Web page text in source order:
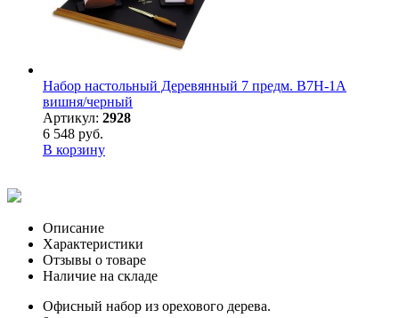
Набор настольный Деревянный 7 предм. B7H-1A
вишня/черный
Артикул: 2928
6 548 руб.
В корзину
Описание
Характеристики
Отзывы о товаре
Наличие на складе
Офисный набор из орехового дерева.